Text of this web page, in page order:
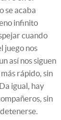
se acaba
infinito
cuando
juego nos
así nos siguen
rápido, sin
igual, hay
sin